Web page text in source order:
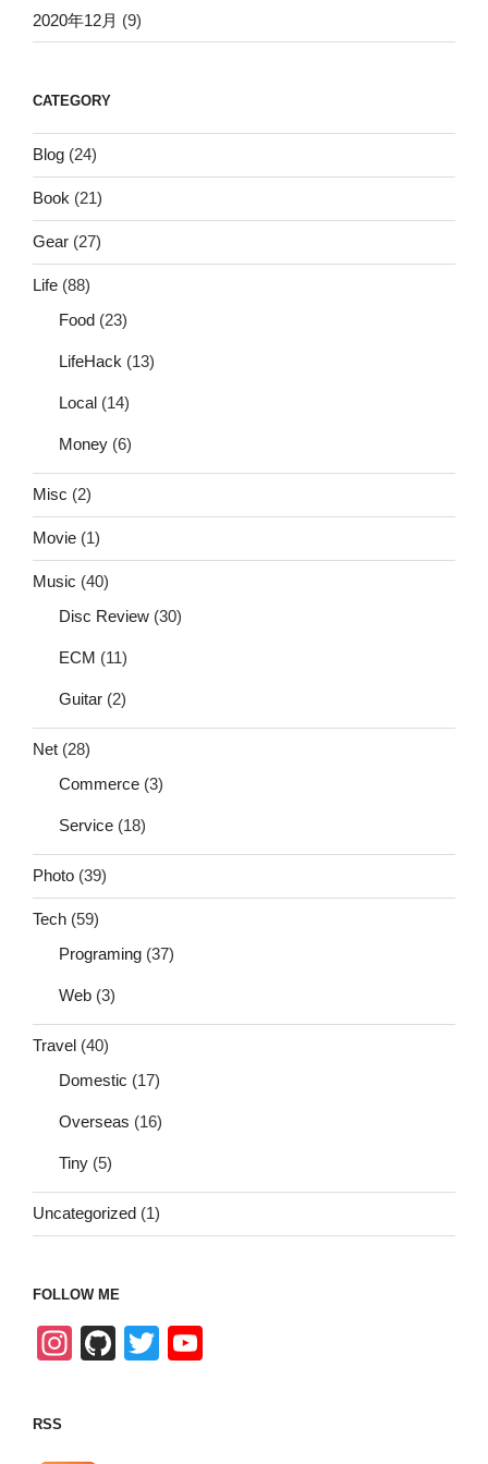
2020年12月 (9)
CATEGORY
Blog (24)
Book (21)
Gear (27)
Life (88)
Food (23)
LifeHack (13)
Local (14)
Money (6)
Misc (2)
Movie (1)
Music (40)
Disc Review (30)
ECM (11)
Guitar (2)
Net (28)
Commerce (3)
Service (18)
Photo (39)
Tech (59)
Programing (37)
Web (3)
Travel (40)
Domestic (17)
Overseas (16)
Tiny (5)
Uncategorized (1)
FOLLOW ME
In
Gi T
RSS